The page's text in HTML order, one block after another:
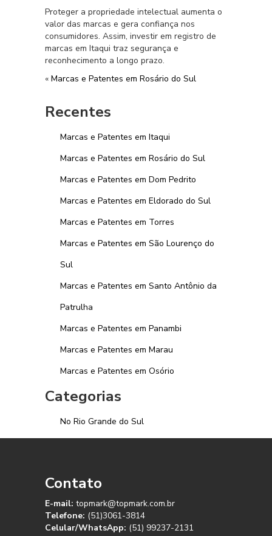
Proteger a propriedade intelectual aumenta o
valor das marcas e gera confiança nos
consumidores. Assim, investir em registro de
marcas em Itaqui traz segurança e
reconhecimento a longo prazo.
« Marcas e Patentes em Rosário do Sul
Recentes
Marcas e Patentes em Itaqui
Marcas e Patentes em Rosário do Sul
Marcas e Patentes em Dom Pedrito
Marcas e Patentes em Eldorado do Sul
Marcas e Patentes em Torres
Marcas e Patentes em São Lourenço do
Sul
Marcas e Patentes em Santo Antônio da
Patrulha
Marcas e Patentes em Panambi
Marcas e Patentes em Marau
Marcas e Patentes em Osório
Categorias
No Rio Grande do Sul
Contato
E-mail: topmark@topmark.com.br
Telefone: (51)3061-3814
Celular/WhatsApp: (51) 99237-2131